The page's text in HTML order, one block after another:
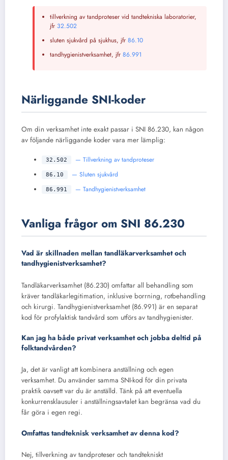
tillverkning av tandproteser vid tandtekniska laboratorier,
jfr 32.502
sluten sjukvård på sjukhus, jfr 86.10
tandhygienistverksamhet, jfr 86.991
Närliggande SNI-koder
Om din verksamhet inte exakt passar i SNI 86.230, kan någon
av följande närliggande koder vara mer lämplig:
32.502 — Tillverkning av tandproteser
86.10 — Sluten sjukvård
86.991 — Tandhygienistverksamhet
Vanliga frågor om SNI 86.230
Vad är skillnaden mellan tandläkarverksamhet och
tandhygienistverksamhet?
Tandläkarverksamhet (86.230) omfattar all behandling som
kräver tandläkarlegitimation, inklusive borrning, rotbehandling
och kirurgi. Tandhygienistverksamhet (86.991) är en separat
kod för profylaktisk tandvård som utförs av tandhygienister.
Kan jag ha både privat verksamhet och jobba deltid på
folktandvården?
Ja, det är vanligt att kombinera anställning och egen
verksamhet. Du använder samma SNI-kod för din privata
praktik oavsett var du är anställd. Tänk på att eventuella
konkurrensklausuler i anställningsavtalet kan begränsa vad du
får göra i egen regi.
Omfattas tandteknisk verksamhet av denna kod?
Nej, tillverkning av tandproteser och tandtekniskt